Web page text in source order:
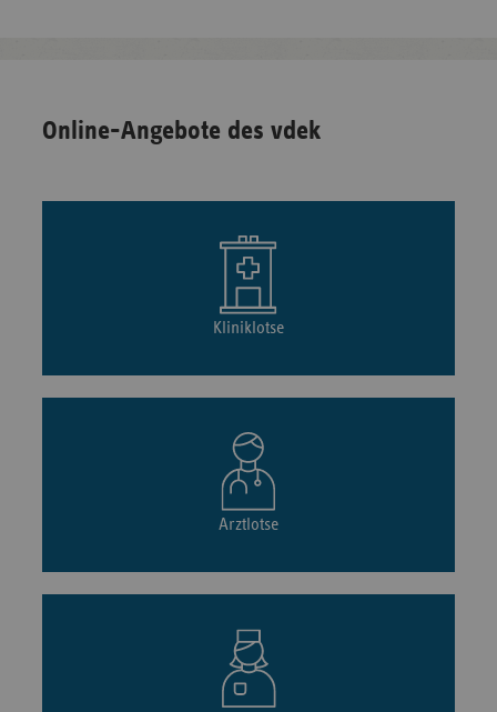
Online-Angebote des vdek
Kliniklotse
Arztlotse